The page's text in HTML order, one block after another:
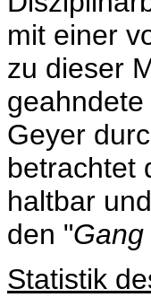
mit einer
zu dieser
Geyer
betrachtet
haltbar
den "
Statistik